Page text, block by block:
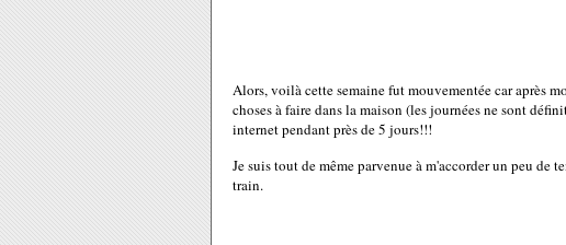
Alors, voilà cette semaine fut mouvementée car après
choses à faire dans la maison (les journées ne sont
internet pendant près de 5 jours!!!
Je suis tout de même parvenue à m'accorder un peu de
train.